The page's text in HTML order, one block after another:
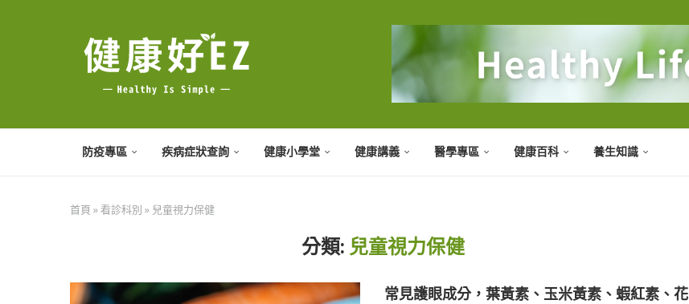
防疫專區 疾病症狀查詢 健康小學堂 健康講義 醫學專區 健康百科 養生知識
首頁 »看診科別 » 兒童視力保健
分類: 兒童視力保健
常見護眼成分，葉黃素、玉米黃素、蝦紅素、花